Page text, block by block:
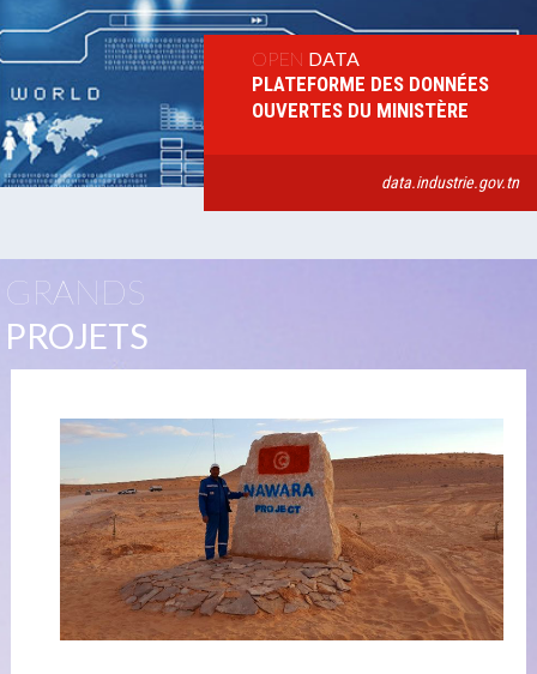
OPEN DATA
PLATEFORME DES DONNÉES
OUVERTES DU MINISTÈRE
data.industrie.gov.tn
GRANDS
PROJETS